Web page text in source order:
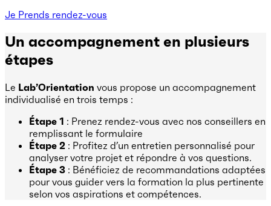
Je Prends rendez-vous
Un accompagnement en plusieurs
étapes
Le Lab’Orientation vous propose un accompagnement
individualisé en trois temps :
Étape 1 : Prenez rendez-vous avec nos conseillers en
remplissant le formulaire
Étape 2 : Profitez d’un entretien personnalisé pour
analyser votre projet et répondre à vos questions.
Étape 3 : Bénéficiez de recommandations adaptées
pour vous guider vers la formation la plus pertinente
selon vos aspirations et compétences.